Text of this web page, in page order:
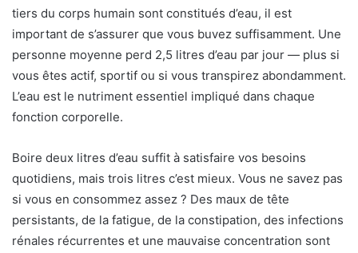
tiers du corps humain sont constitués d’eau, il est
important de s’assurer que vous buvez suffisamment. Une
personne moyenne perd 2,5 litres d’eau par jour — plus si
vous êtes actif, sportif ou si vous transpirez abondamment.
L’eau est le nutriment essentiel impliqué dans chaque
fonction corporelle.
Boire deux litres d’eau suffit à satisfaire vos besoins
quotidiens, mais trois litres c’est mieux. Vous ne savez pas
si vous en consommez assez ? Des maux de tête
persistants, de la fatigue, de la constipation, des infections
rénales récurrentes et une mauvaise concentration sont